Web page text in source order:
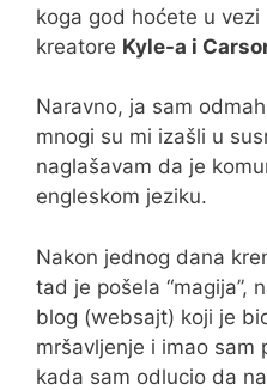
koga god hoćete u
kreatore Kyle-a i
Naravno, ja sam
mnogi su mi izašli u
naglašavam da je
engleskom jeziku.
Nakon jednog dana
tad je pošela “magija”,
blog (websajt) koji je
mršavljenje i imao sam
kada sam odlucio da